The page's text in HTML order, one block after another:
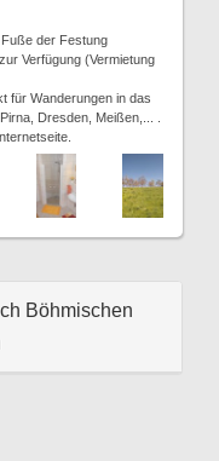
der Festung
Verfügung (Vermietung
für Wanderungen in das
Dresden, Meißen,... .
Böhmischen